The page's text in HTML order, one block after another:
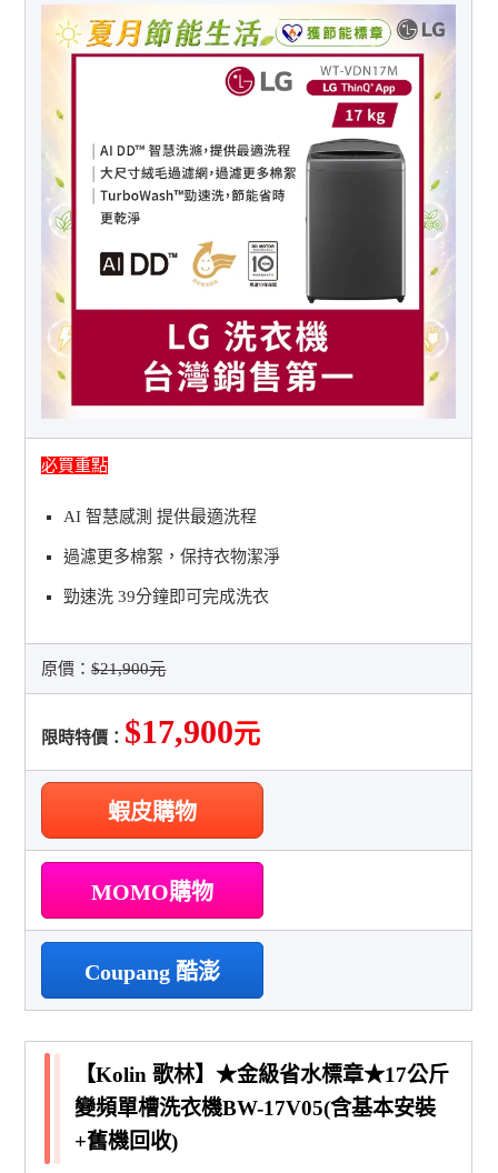
必買重點
AI 智慧感測 提供最適洗程
過濾更多棉絮，保持衣物潔淨
勁速洗 39分鐘即可完成洗衣
原價：$21,900元
限時特價： $17,900元
蝦皮購物
MOMO購物
Coupang 酷澎
【Kolin 歌林】★金級省水標章★17公斤
變頻單槽洗衣機BW-17V05(含基本安裝
+舊機回收)